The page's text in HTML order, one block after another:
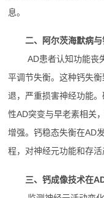
息。
二、阿尔茨海默病
AD患者认知功能丧
平调节失衡。这种钙失
退，严重损害神经功能
性AD突变与早老素相关
增强。钙稳态失衡在AD
程，对神经元功能和存活
三、钙成像技术在